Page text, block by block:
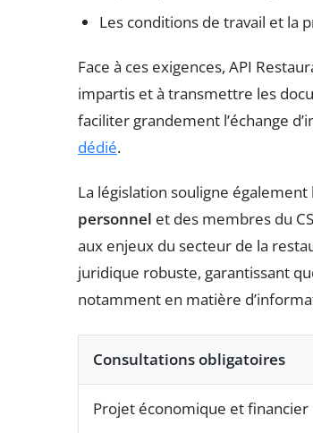
Les conditions de travail et la
Face à ces exigences, API
impartis et à transmettre les
faciliter grandement l’échange
dédié.
La législation souligne
personnel et des membres du
aux enjeux du secteur de la
juridique robuste, garantissant
notamment en matière
Consultations obligatoires
Projet économique et financier